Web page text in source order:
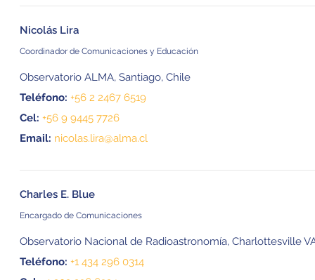
Nicolás Lira
Coordinador de Comunicaciones y Educación
Observatorio ALMA, Santiago, Chile
Teléfono: +56 2 2467 6519
Cel: +56 9 9445 7726
Email: nicolas.lira@alma.cl
Charles E. Blue
Encargado de Comunicaciones
Observatorio Nacional de Radioastronomía, Charlottesville
Teléfono: +1 434 296 0314